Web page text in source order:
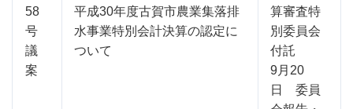
58
号
議
案
平成30年度古賀市農業集落排
水事業特別会計決算の認定に
ついて
算審査特
別委員会
付託
9月20
日 委員